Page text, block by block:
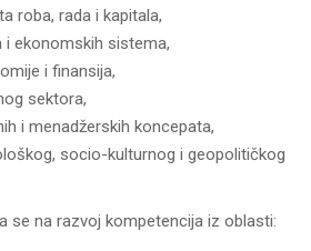
roba, rada i kapitala,
ekonomskih sistema,
i finansija,
sektora,
i menadžerskih koncepata,
socio-kulturnog i geopolitičkog
se na razvoj kompetencija iz oblasti: